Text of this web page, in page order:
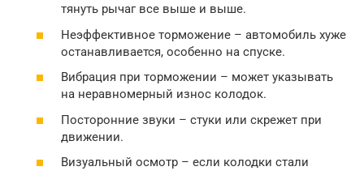
тянуть рычаг все выше и выше.
Неэффективное торможение – автомобиль хуже
останавливается, особенно на спуске.
Вибрация при торможении – может указывать
на неравномерный износ колодок.
Посторонние звуки – стуки или скрежет при
движении.
Визуальный осмотр – если колодки стали